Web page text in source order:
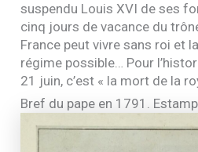
suspendu LouisXVI de ses
cinq jours de vacance du
France peut vivre sans roi et
régime possible… Pour
21 juin, c’est « la mort de la
Bref du pape en 1791.